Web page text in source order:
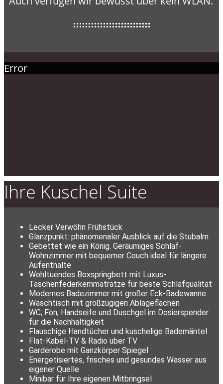
Error
Ihre Kuschel Suite
Lecker Verwöhn Frühstück
Glanzpunkt: phänomenaler Ausblick auf die Stubalm
Gebettet wie ein König. Geräumiges Schlaf-
Wohnzimmer mit bequemer Couch ideal für längere
Aufenthalte
Wohltuendes Boxspringbett mit Luxus-
Taschenfederkernmatratze für beste Schlafqualität
Modernes Badezimmer mit großer Eck-Badewanne
Waschtisch mit großzügigen Ablageflächen
WC, Fön, Handseife und Duschgel im Dosierspender
für die Nachhaltigkeit
Flauschige Handtücher und kuschelige Bademäntel
Flat-Kabel-TV & Radio über TV
Garderobe mit Ganzkörper Spiegel
Energetisiertes, frisches und gesundes Wasser aus
eigener Quelle
Minibar für Ihre eigenen Mitbringsel